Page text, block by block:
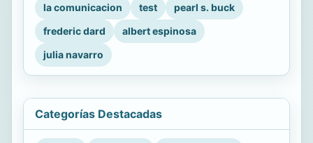
la comunicacion test
pearl s. buck
frederic dard
albert espinosa
julia navarro
Categorías Destacadas